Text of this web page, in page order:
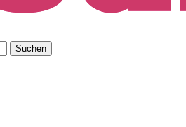
Suchen